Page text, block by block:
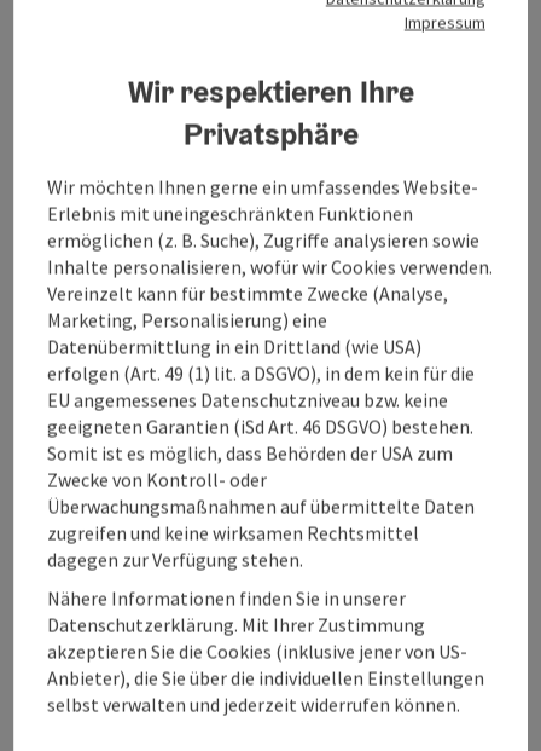
ein. Nach wenigen Minuten Gehzeit stoßen Sie auf den
sinnenreich
Sinnenreich-Station „Das unmögliche Dreieck“ links
Der Feldweg führt durch die Unterführung der
einem kleinen Rastplatz und den Stationen
„Sprachrohr“ und „Kann die Kopfhaut zählen“ zum
Verschnaufen einlädt. Sie folgen dem Feldweg, der
Ihnen am Waldrand bei der nächsten Station einen ...
Beschreibung vollständig anzeigen
Tour und Routeninformationen
Anreise/Lage
Eignung
Barrierefreiheit
Impressum
Wir respektieren Ihre
Privatsphäre
Wir möchten Ihnen gerne ein umfassendes Website-
Erlebnis mit uneingeschränkten Funktionen
ermöglichen (z. B. Suche), Zugriffe analysieren sowie
Inhalte personalisieren, wofür wir Cookies verwenden.
Vereinzelt kann für bestimmte Zwecke (Analyse,
Marketing, Personalisierung) eine
Datenübermittlung in ein Drittland (wie USA)
erfolgen (Art. 49 (1) lit. a DSGVO), in dem kein für die
EU angemessenes Datenschutzniveau bzw. keine
geeigneten Garantien (iSd Art. 46 DSGVO) bestehen.
Somit ist es möglich, dass Behörden der USA zum
Zwecke von Kontroll- oder
Überwachungsmaßnahmen auf übermittelte Daten
zugreifen und keine wirksamen Rechtsmittel
dagegen zur Verfügung stehen.
Nähere Informationen finden Sie in unserer
Datenschutzerklärung. Mit Ihrer Zustimmung
akzeptieren Sie die Cookies (inklusive jener von US-
Anbieter), die Sie über die individuellen Einstellungen
selbst verwalten und jederzeit widerrufen können.